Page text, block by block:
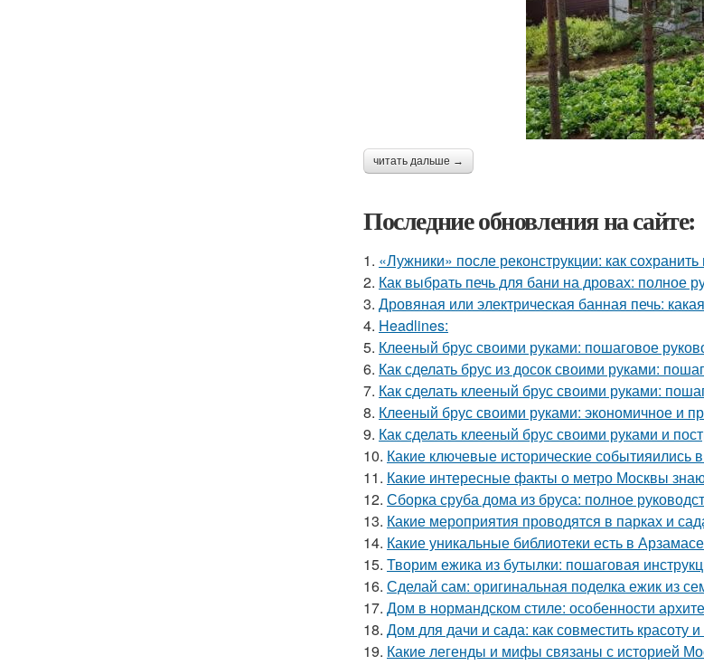
читать дальше →
Последние обновления на сайте:
1. «Лужники» после реконструкции: как
2. Как выбрать печь для бани на дровах: полное
3. Дровяная или электрическая банная печь:
4. Headlines:
5. Клееный брус своими руками: пошаговое
6. Как сделать брус из досок своими руками:
7. Как сделать клееный брус своими руками:
8. Клееный брус своими руками: экономичное и
9. Как сделать клееный брус своими руками и
10. Какие ключевые исторические событияились
11. Какие интересные факты о метро Москвы
12. Сборка сруба дома из бруса: полное
13. Какие мероприятия проводятся в парках и
14. Какие уникальные библиотеки есть в Арзамасе
15. Творим ежика из бутылки: пошаговая
16. Сделай сам: оригинальная поделка ежик из
17. Дом в нормандском стиле: особенности
18. Дом для дачи и сада: как совместить красоту
19. Какие легенды и мифы связаны с историей